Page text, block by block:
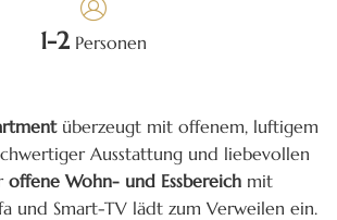
1-2 Personen
überzeugt mit offenem, luftigem
Ausstattung und liebevollen
offene Wohn- und Essbereich mit
und Smart-TV lädt zum Verweilen ein.